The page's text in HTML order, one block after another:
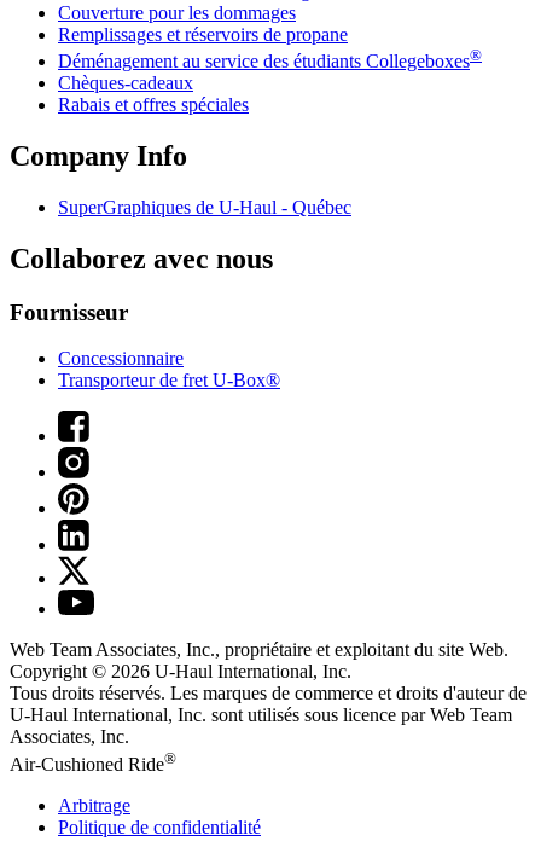
Couverture pour les dommages
Remplissages et réservoirs de propane
Déménagement au service des étudiants Collegeboxes®
Chèques-cadeaux
Rabais et offres spéciales
Company Info
SuperGraphiques de U-Haul - Québec
Collaborez avec nous
Fournisseur
Concessionnaire
Transporteur de fret U-Box®
Web Team Associates, Inc., propriétaire et exploitant du site Web.
Copyright © 2026 U-Haul International, Inc.
Tous droits réservés. Les marques de commerce et droits d'auteur de
U-Haul International, Inc. sont utilisés sous licence par Web Team
Associates, Inc.
Air-Cushioned Ride®
Arbitrage
Politique de confidentialité